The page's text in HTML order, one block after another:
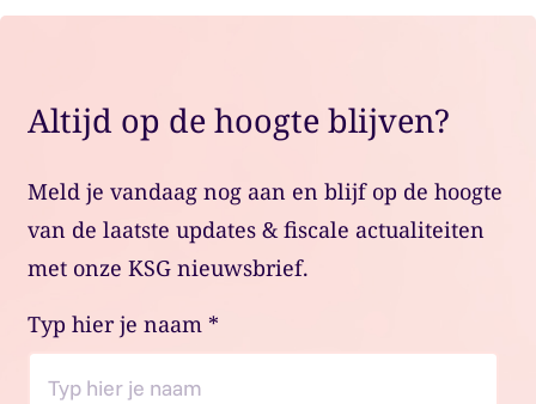
Altijd op de hoogte blijven?
Meld je vandaag nog aan en blijf op de hoogte
van de laatste updates & fiscale actualiteiten
met onze KSG nieuwsbrief.
Typ hier je naam *